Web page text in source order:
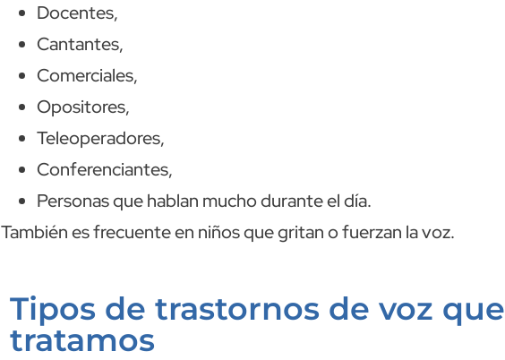
Docentes,
Cantantes,
Comerciales,
Opositores,
Teleoperadores,
Conferenciantes,
Personas que hablan mucho durante el día.
También es frecuente en niños que gritan o fuerzan la voz.
Tipos de trastornos de voz que
tratamos